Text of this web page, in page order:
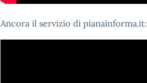
Ancora il servizio di pianainforma.it: